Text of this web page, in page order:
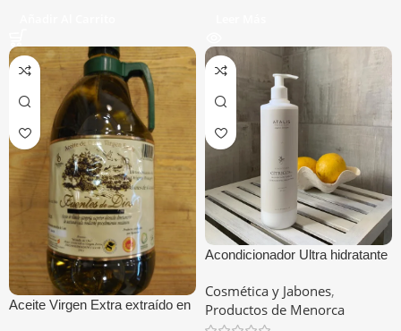
Aceite Virgen Extra extraí­do en
Acondicionador Ultra hidratante
Cosmética y Jabones,
Productos de Menorca